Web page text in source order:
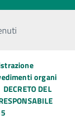
organi
DECRETO DEL